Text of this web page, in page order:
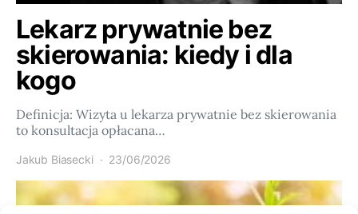
Lekarz prywatnie bez
skierowania: kiedy i dla
kogo
Definicja: Wizyta u lekarza prywatnie bez skierowania
to konsultacja opłacana…
Jakub Biasecki 23/06/2026